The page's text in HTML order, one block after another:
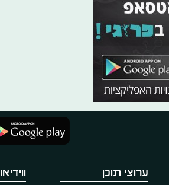
ערוצי תוכן ווידיאו